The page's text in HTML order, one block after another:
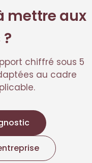
mettre aux
chiffré sous 5
au cadre